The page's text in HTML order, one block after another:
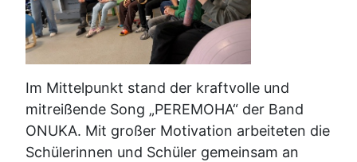
Im Mittelpunkt stand der kraftvolle und
mitreißende Song „PEREMOHA“ der Band
ONUKA. Mit großer Motivation arbeiteten die
Schülerinnen und Schüler gemeinsam an